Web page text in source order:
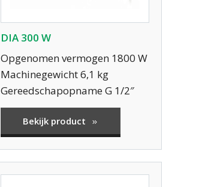
DIA 300 W
Opgenomen vermogen 1800 W
Machinegewicht 6,1 kg
Gereedschapopname G 1/2″
Bekijk product